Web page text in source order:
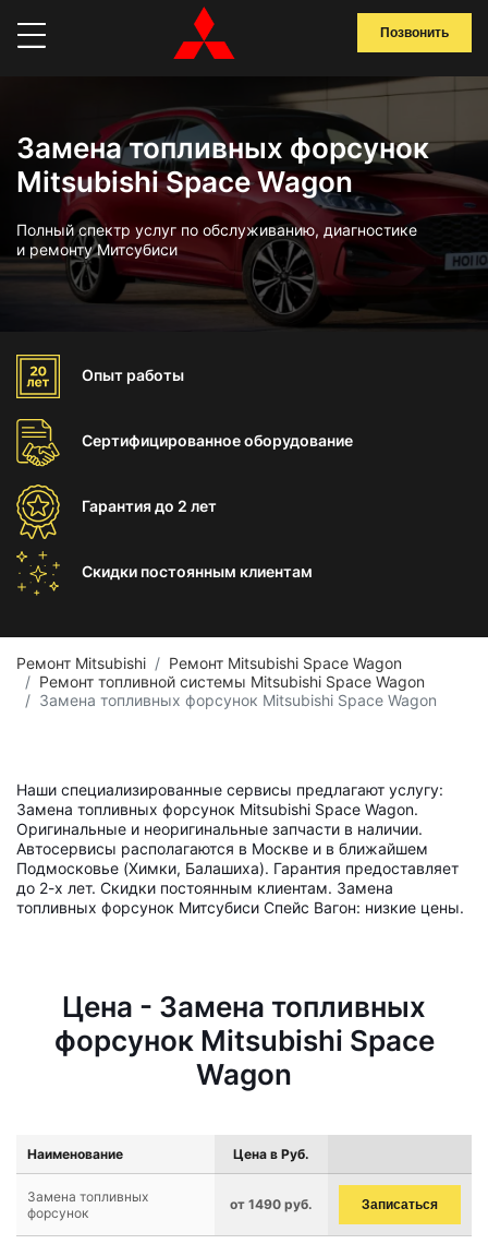
Позвонить
Замена топливных форсунок
Mitsubishi Space Wagon
Полный спектр услуг по обслуживанию, диагностике
и ремонту Митсубиси
Опыт работы
Сертифицированноеоборудование
Гарантиядо 2 лет
Скидки постоянным клиентам
Ремонт Mitsubishi
Ремонт Mitsubishi Space Wagon
Ремонт топливной системы Mitsubishi Space Wagon
Замена топливных форсунок Mitsubishi Space Wagon
Наши специализированные сервисы предлагают услугу:
Замена топливных форсунок Mitsubishi Space Wagon.
Оригинальные и неоригинальные запчасти в наличии.
Автосервисы располагаются в Москве и в ближайшем
Подмосковье (Химки, Балашиха). Гарантия предоставляет
до 2-х лет. Скидки постоянным клиентам. Замена
топливных форсунок Митсубиси Спейс Вагон: низкие цены.
Цена - Замена топливных
форсунок Mitsubishi Space
Wagon
Наименование Цена в Руб.
Замена топливных
форсунок
от 1490 руб. Записаться